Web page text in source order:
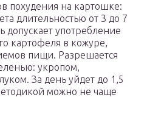
похудения на картошке:
длительностью от 3 до 7
допускает употребление
картофеля в кожуре,
пищи. Разрешается
укропом,
За день уйдет до 1,5
можно не чаще